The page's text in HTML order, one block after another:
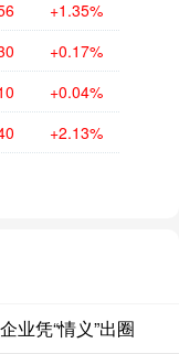
+1.35%
+0.17%
+0.04%
+2.13%
业凭“情义”出圈